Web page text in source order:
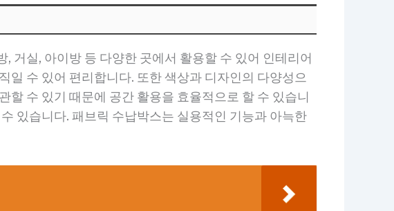
거실, 아이방 등 다양한 곳에서 활용할 수 있어 인테리어
일 수 있어 편리합니다. 또한 색상과 디자인의 다양성으
할 수 있기 때문에 공간 활용을 효율적으로 할 수 있습니
있습니다. 패브릭 수납박스는 실용적인 기능과 아늑한